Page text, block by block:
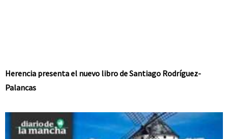
Herencia presenta el nuevo libro de Santiago Rodríguez-
Palancas